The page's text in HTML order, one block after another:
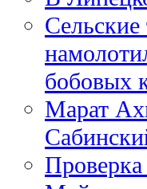
бобовых
Марат
Проверка